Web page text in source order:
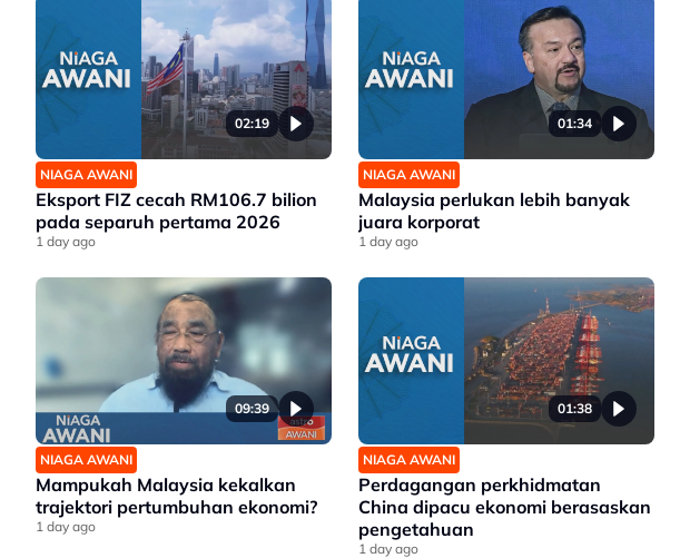
02:19
NIAGA AWANI
Eksport FIZ cecah RM106.7 bilion
pada separuh pertama 2026
1 day ago
01:34
NIAGA AWANI
Malaysia perlukan lebih banyak
juara korporat
1 day ago
09:39
NIAGA AWANI
Mampukah Malaysia kekalkan
trajektori pertumbuhan ekonomi?
1 day ago
01:38
NIAGA AWANI
Perdagangan perkhidmatan
China dipacu ekonomi berasaskan
pengetahuan
1 day ago